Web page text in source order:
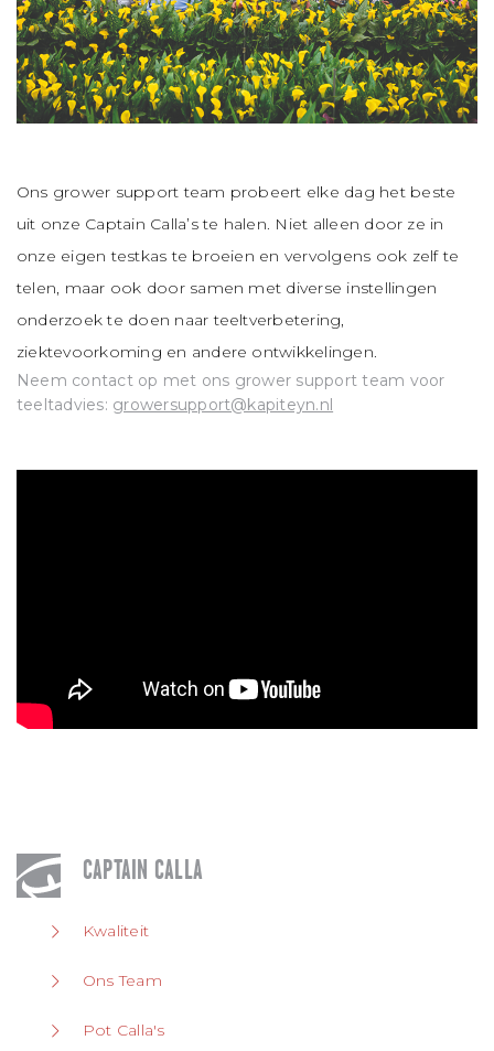
CAPTAIN CALLA
Kwaliteit
Ons Team
Pot Calla's
Ons grower support team probeert elke dag het beste
uit onze Captain Calla’s te halen. Niet alleen door ze in
onze eigen testkas te broeien en vervolgens ook zelf te
telen, maar ook door samen met diverse instellingen
onderzoek te doen naar teeltverbetering,
ziektevoorkoming en andere ontwikkelingen.
Neem contact op met ons grower support team voor
teeltadvies: growersupport@kapiteyn.nl